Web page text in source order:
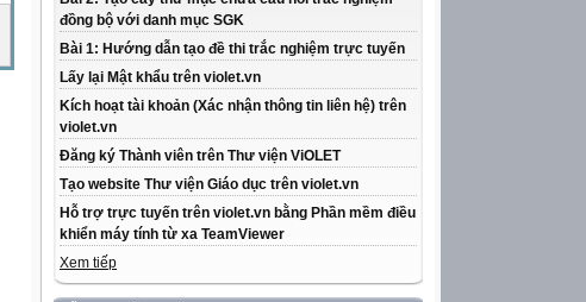
đồng bộ với danh mục SGK
Bài 1: Hướng dẫn tạo đề thi trắc nghiệm trực tuyến
Lấy lại Mật khẩu trên violet.vn
Kích hoạt tài khoản (Xác nhận thông tin liên hệ) trên
violet.vn
Đăng ký Thành viên trên Thư viện ViOLET
Tạo website Thư viện Giáo dục trên violet.vn
Hỗ trợ trực tuyến trên violet.vn bằng Phần mềm điều
khiển máy tính từ xa TeamViewer
Xem tiếp